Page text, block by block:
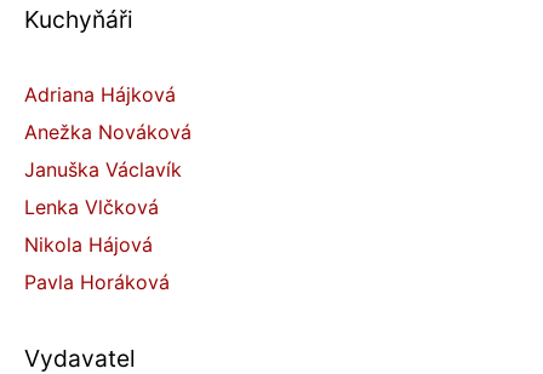
Kuchyňáři
Adriana Hájková
Anežka Nováková
Januška Václavík
Lenka Vlčková
Nikola Hájová
Pavla Horáková
Vydavatel